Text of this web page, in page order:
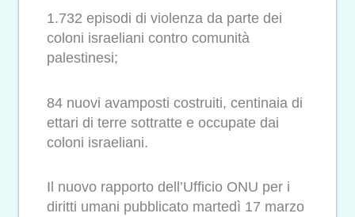
1.732 episodi di violenza da parte dei
coloni israeliani contro comunità
palestinesi;
84 nuovi avamposti costruiti, centinaia di
ettari di terre sottratte e occupate dai
coloni israeliani.
Il nuovo rapporto dell’Ufficio ONU per i
diritti umani pubblicato martedì 17 marzo